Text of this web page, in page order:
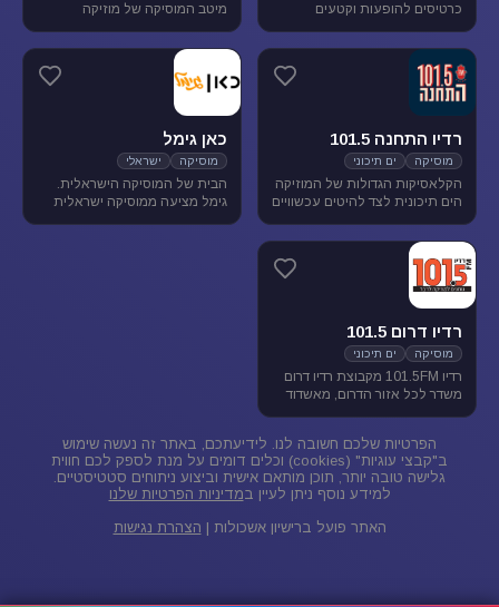
כרטיסים להופעות וקטעים
מיטב המוסיקה של מוזיקה
והלהקות הטובות של שנות ה-80-
רדיו התחנה 101.5
מוסיקה ים תיכוני
הקלאסיקות הגדולות של המוזיקה
הים תיכונית לצד להיטים עכשוויים
בתדר 101.5 באיזור הצפון.
כאן גימל
מוסיקה ישראלי
הבית של המוסיקה הישראלית.
גימל מציעה ממוסיקה ישראלית
רדיו דרום 101.5
מוסיקה ים תיכוני
רדיו 101.5FM מקבוצת רדיו דרום
משדר לכל אזור הדרום, מאשדוד
הפרטיות שלכם חשובה לנו. לידיעתכם, באתר זה נעשה שימוש
ב"קבצי עוגיות" (cookies) וכלים דומים על מנת לספק לכם חווית
גלישה טובה יותר, תוכן מותאם אישית וביצוע ניתוחים סטטיסטיים.
למידע נוסף ניתן לעיין במדיניות הפרטיות שלנו
האתר פועל ברישיון אשכולות | הצהרת נגישות